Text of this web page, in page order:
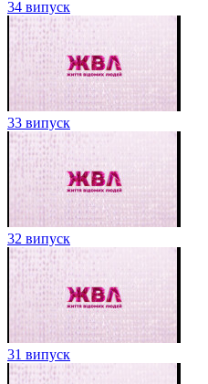
34 випуск
33 випуск
32 випуск
31 випуск